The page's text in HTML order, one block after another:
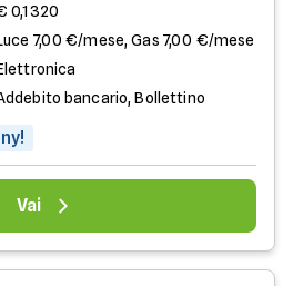
0,1320
7,00 €/mese, Gas 7,00 €/mese
bancario, Bollettino
Vai